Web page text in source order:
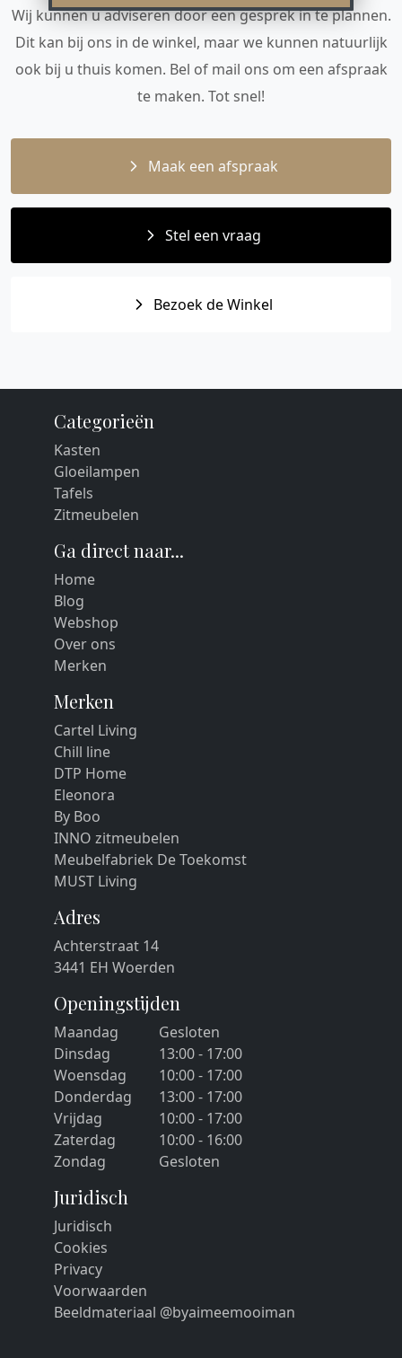
Wij kunnen u adviseren door een gesprek in te plannen.
Dit kan bij ons in de winkel, maar we kunnen natuurlijk
ook bij u thuis komen. Bel of mail ons om een afspraak
te maken. Tot snel!
Maak een afspraak
Stel een vraag
Bezoek de Winkel
Categorieën
Kasten
Gloeilampen
Tafels
Zitmeubelen
Ga direct naar...
Home
Blog
Webshop
Over ons
Merken
Merken
Cartel Living
Chill line
DTP Home
Eleonora
By Boo
INNO zitmeubelen
Meubelfabriek De Toekomst
MUST Living
Adres
Achterstraat 14
3441 EH Woerden
Openingstijden
Maandag
Gesloten
Dinsdag
13:00 - 17:00
Woensdag
10:00 - 17:00
Donderdag
13:00 - 17:00
Vrijdag
10:00 - 17:00
Zaterdag
10:00 - 16:00
Zondag
Gesloten
Juridisch
Juridisch
Cookies
Privacy
Voorwaarden
Beeldmateriaal @byaimeemooiman